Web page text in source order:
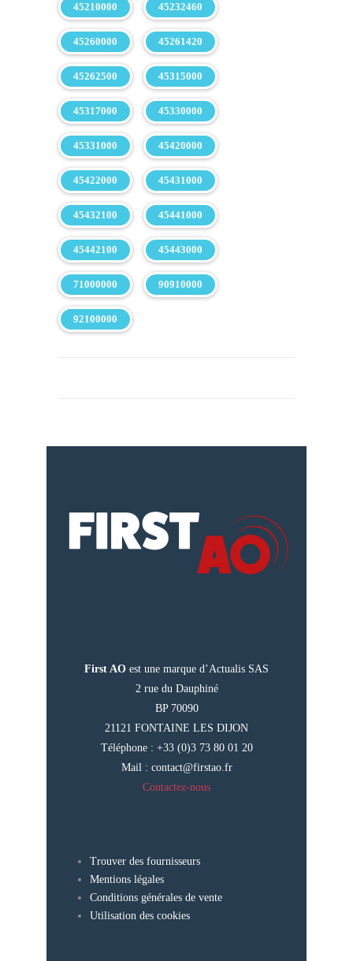
45210000 45232460
45260000 45261420
45262500 45315000
45317000 45330000
45331000 45420000
45422000 45431000
45432100 45441000
45442100 45443000
71000000 90910000
92100000
First AO est une marque d’Actualis SAS
2 rue du Dauphiné
BP 70090
21121 FONTAINE LES DIJON
Téléphone : +33 (0)3 73 80 01 20
Mail : contact@firstao.fr
Contactez-nous
Trouver des fournisseurs
Mentions légales
Conditions générales de vente
Utilisation des cookies